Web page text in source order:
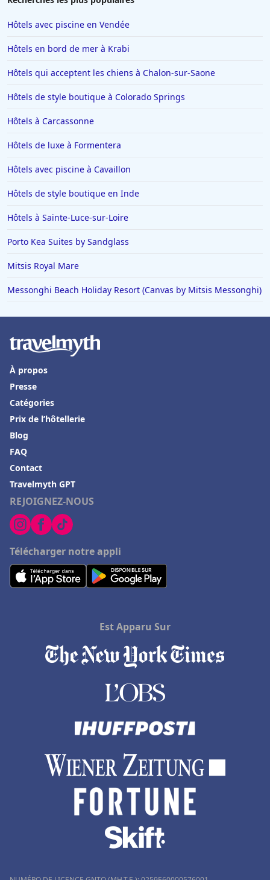
Hôtels avec piscine en Vendée
Hôtels en bord de mer à Krabi
Hôtels qui acceptent les chiens à Chalon-sur-Saone
Hôtels de style boutique à Colorado Springs
Hôtels à Carcassonne
Hôtels de luxe à Formentera
Hôtels avec piscine à Cavaillon
Hôtels de style boutique en Inde
Hôtels à Sainte-Luce-sur-Loire
Porto Kea Suites by Sandglass
Mitsis Royal Mare
Messonghi Beach Holiday Resort (Canvas by Mitsis Messonghi)
REJOIGNEZ-NOUS
Télécharger notre appli
À propos
Presse
Catégories
Prix de l’hôtellerie
Blog
FAQ
Contact
Travelmyth GPT
Est Apparu Sur